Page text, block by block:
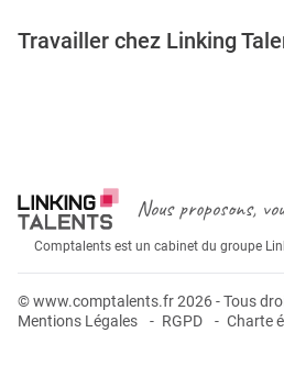
Travailler chez Linking
Nous proposons,
Comptalents est un cabinet du groupe
© www.comptalents.fr 2026 - Tous
Mentions Légales
RGPD Charte